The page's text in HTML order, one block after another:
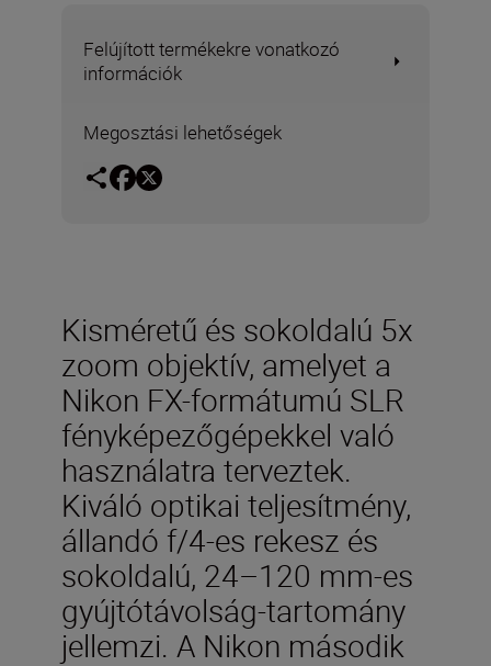
Felújított termékekre vonatkozó
információk
Megosztási lehetőségek
Kisméretű és sokoldalú 5x
zoom objektív, amelyet a
Nikon FX-formátumú SLR
fényképezőgépekkel való
használatra terveztek.
Kiváló optikai teljesítmény,
állandó f/4-es rekesz és
sokoldalú, 24–120 mm-es
gyújtótávolság-tartomány
jellemzi. A Nikon második